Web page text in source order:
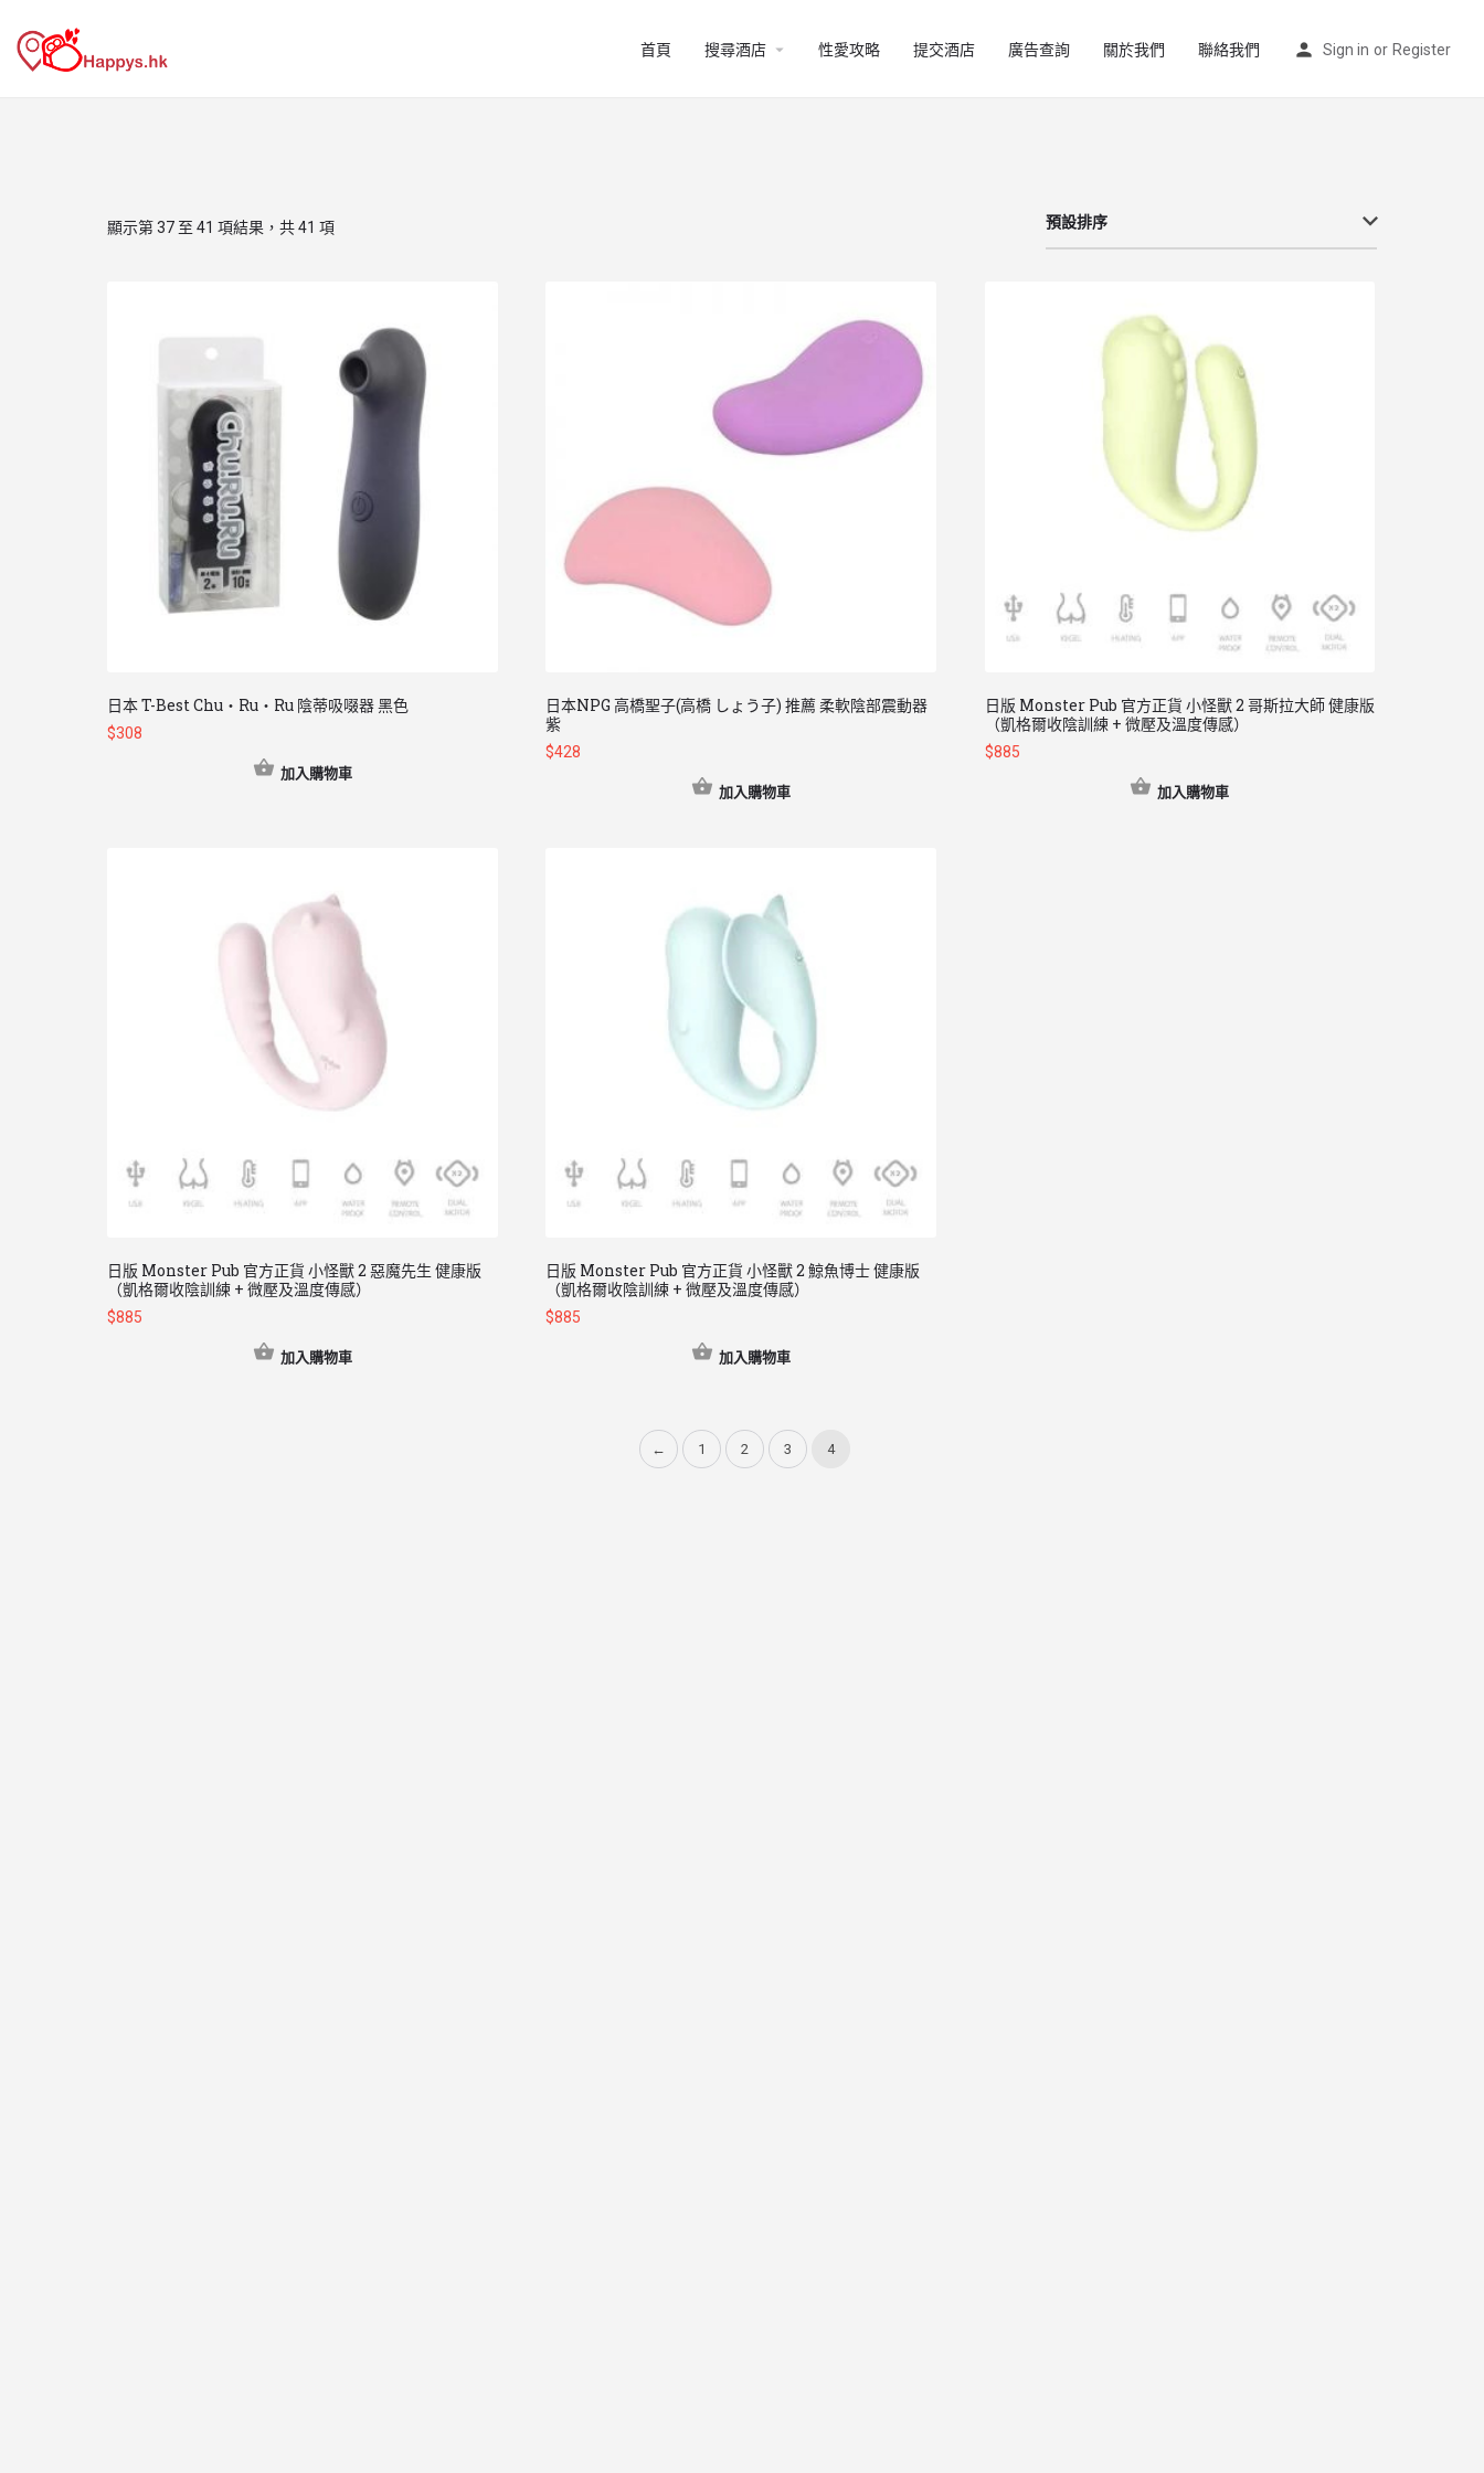
首頁 搜尋酒店 arrow_drop_down 性愛攻略 提交酒店 廣告查詢 關於我們 聯絡我們 Sign in or Register
顯示第 37 至 41 項結果，共 41 項 預設排序
日本 T-Best Chu・Ru・Ru 陰蒂吸啜器 黑色
$308
加入購物車
日本NPG 高橋聖子(高橋 しょう子) 推薦 柔軟陰部震動器
紫
$428
加入購物車
日版 Monster Pub 官方正貨 小怪獸 2 哥斯拉大師 健康版
（凱格爾收陰訓練 + 微壓及溫度傳感）
$885
加入購物車
日版 Monster Pub 官方正貨 小怪獸 2 惡魔先生 健康版
（凱格爾收陰訓練 + 微壓及溫度傳感）
$885
加入購物車
日版 Monster Pub 官方正貨 小怪獸 2 鯨魚博士 健康版
（凱格爾收陰訓練 + 微壓及溫度傳感）
$885
加入購物車
← 1 2 3 4